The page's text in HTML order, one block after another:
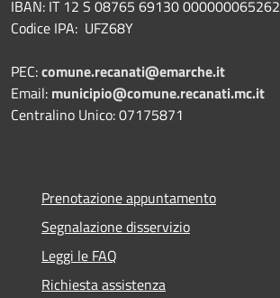
IBAN: IT 12 S 08765 69130 000000065262
Codice IPA: UFZ68Y
PEC:comune.recanati@emarche.it
Email: municipio@comune.recanati.mc.it
Centralino Unico: 07175871
Prenotazione appuntamento
Segnalazione disservizio
Leggi le FAQ
Richiesta assistenza